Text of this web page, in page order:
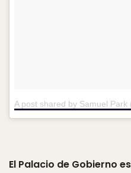
A post shared by Samuel Park
El Palacio de Gobierno